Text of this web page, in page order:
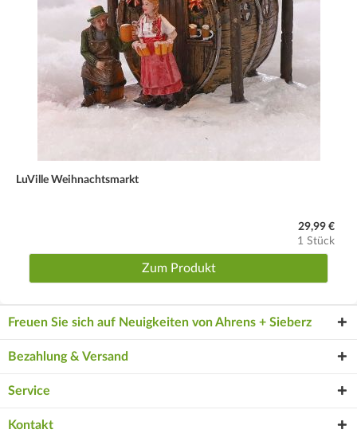
LuVille Weihnachtsmarkt
29,99 €
1 Stück
Zum Produkt
Freuen Sie sich auf Neuigkeiten von Ahrens + Sieberz
Bezahlung & Versand
Service
Kontakt